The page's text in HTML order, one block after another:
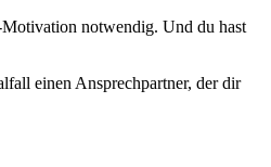
notwendig. Und du hast
einen Ansprechpartner, der dir